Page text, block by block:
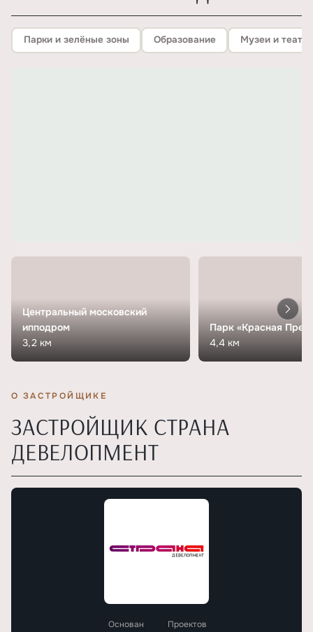
Парки и зелёные зоны Образование Музеи и
Центральный московский
ипподром
3,2 км
Парк «Красная
4,4 км
О ЗАСТРОЙЩИКЕ
ЗАСТРОЙЩИК СТРАНА
ДЕВЕЛОПМЕНТ
Основан Проектов